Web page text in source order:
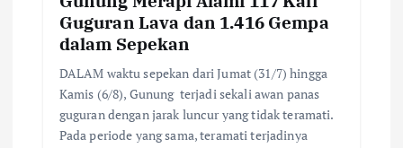
Guguran Lava dan 1.416 Gempa
dalam Sepekan
DALAM waktu sepekan dari Jumat (31/7) hingga
Kamis (6/8), Gunung terjadi sekali awan panas
guguran dengan jarak luncur yang tidak teramati.
Pada periode yang sama, teramati terjadinya